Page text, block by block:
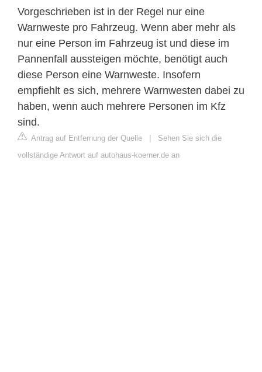
Vorgeschrieben ist in der Regel nur eine
Warnweste pro Fahrzeug. Wenn aber mehr als
nur eine Person im Fahrzeug ist und diese im
Pannenfall aussteigen möchte, benötigt auch
diese Person eine Warnweste. Insofern
empfiehlt es sich, mehrere Warnwesten dabei zu
haben, wenn auch mehrere Personen im Kfz
sind.
Antrag auf Entfernung der Quelle
Sehen Sie sich die
vollständige Antwort auf autohaus-koerner.de an